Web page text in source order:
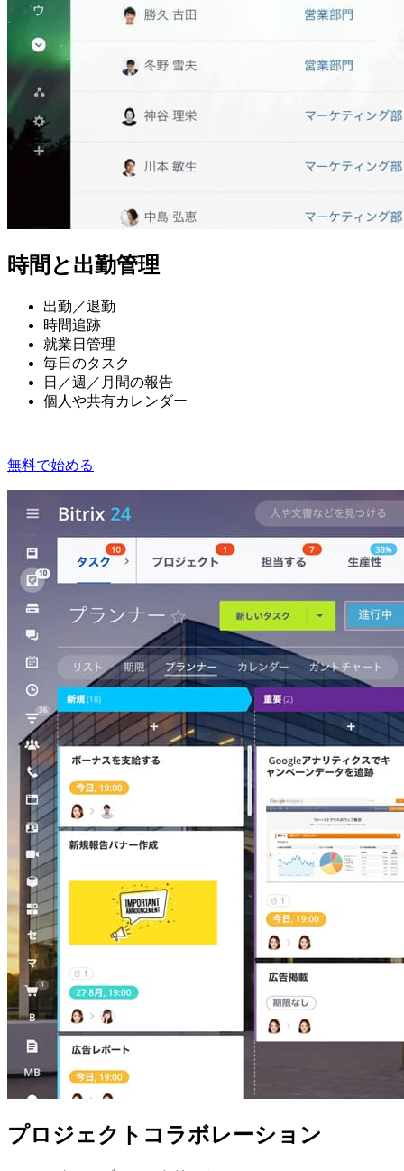
時間と出勤管理
出勤／退勤
時間追跡
就業日管理
毎日のタスク
日／週／月間の報告
個人や共有カレンダー
無料で始める
プロジェクトコラボレーション